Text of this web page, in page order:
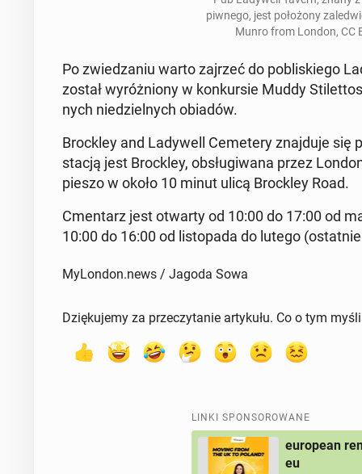
piwnego, jest po­ło­żo­ny
Munro from London, CC
Po zwie­dza­niu warto zajrzeć do po­bli­skie­go
został wy­róż­nio­ny w kon­kur­sie Muddy
nych nie­dziel­nych obiadów.
Broc­kley and La­dy­well Ce­me­te­ry znaj­du­je się
stacją jest Broc­kley, ob­słu­gi­wa­na przez
pieszo w około 10 minut ulicą Broc­kley Road.
Cmen­tarz jest otwarty od 10:00 do 17:00 od
10:00 do 16:00 od li­sto­pa­da do lutego
MyLondon.news / Jagoda Sowa
Dziękujemy za przeczytanie artykułu. Co o tym
LINKI SPONSOROWANE
european
eu